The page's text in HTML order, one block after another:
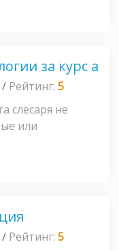
за курс а
/ Рейтинг: 5
слесаря не
или
/ Рейтинг: 5